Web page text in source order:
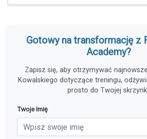
Gotowy na transformację z
Academy?
Zapisz się, aby otrzymywać
Kowalskiego dotyczące treningu,
prosto do Twojej
Twoje Imię